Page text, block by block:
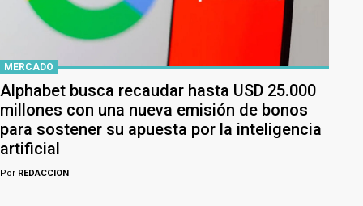
MERCADO
Alphabet busca recaudar hasta USD 25.000
millones con una nueva emisión de bonos
para sostener su apuesta por la inteligencia
artificial
Por REDACCION